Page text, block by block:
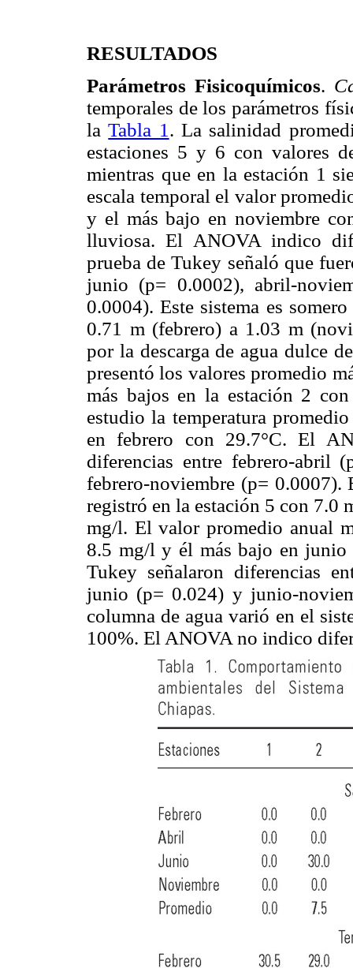
RESULTADOS
Parámetros Fisicoquímicos.
temporales de los parámetros
laTabla 1 . La salinidad
estaciones 5 y 6 con valores
mientras que en la estación 1
escala temporal el valor
y el más bajo en noviembre
lluviosa. El ANOVA indico
prueba de Tukey señaló que
junio (p= 0.0002), abril-
0.0004). Este sistema es
0.71 m (febrero) a 1.03 m
por la descarga de agua dulce
presentó los valores promedio
más bajos en la estación 2
estudio la temperatura
en febrero con 29.7°C. El
diferencias entre febrero-abril
febrero-noviembre (p=
registró en la estación 5 con 7.0
mg/l. El valor promedio anual
8.5 mg/l y él más bajo en
Tukey señalaron diferencias
junio (p= 0.024) y junio-
columna de agua varió en el
100%. El ANOVA no indico